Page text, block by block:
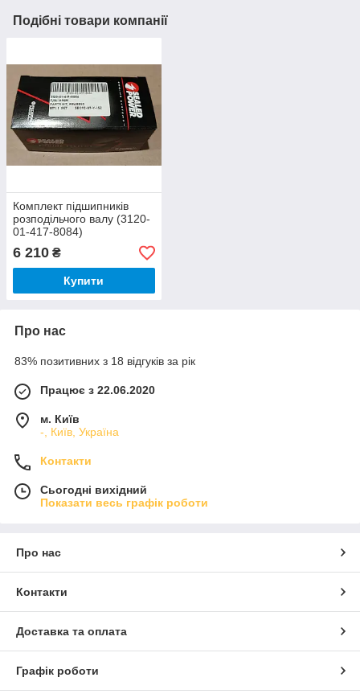
Подібні товари компанії
Комплект підшипників
розподільчого валу (3120-
01-417-8084)
6 210 ₴
Купити
Про нас
83% позитивних з 18 відгуків за рік
Працює з 22.06.2020
м. Київ
-, Київ, Україна
Контакти
Сьогодні вихідний
Показати весь графік роботи
Про нас
Контакти
Доставка та оплата
Графік роботи